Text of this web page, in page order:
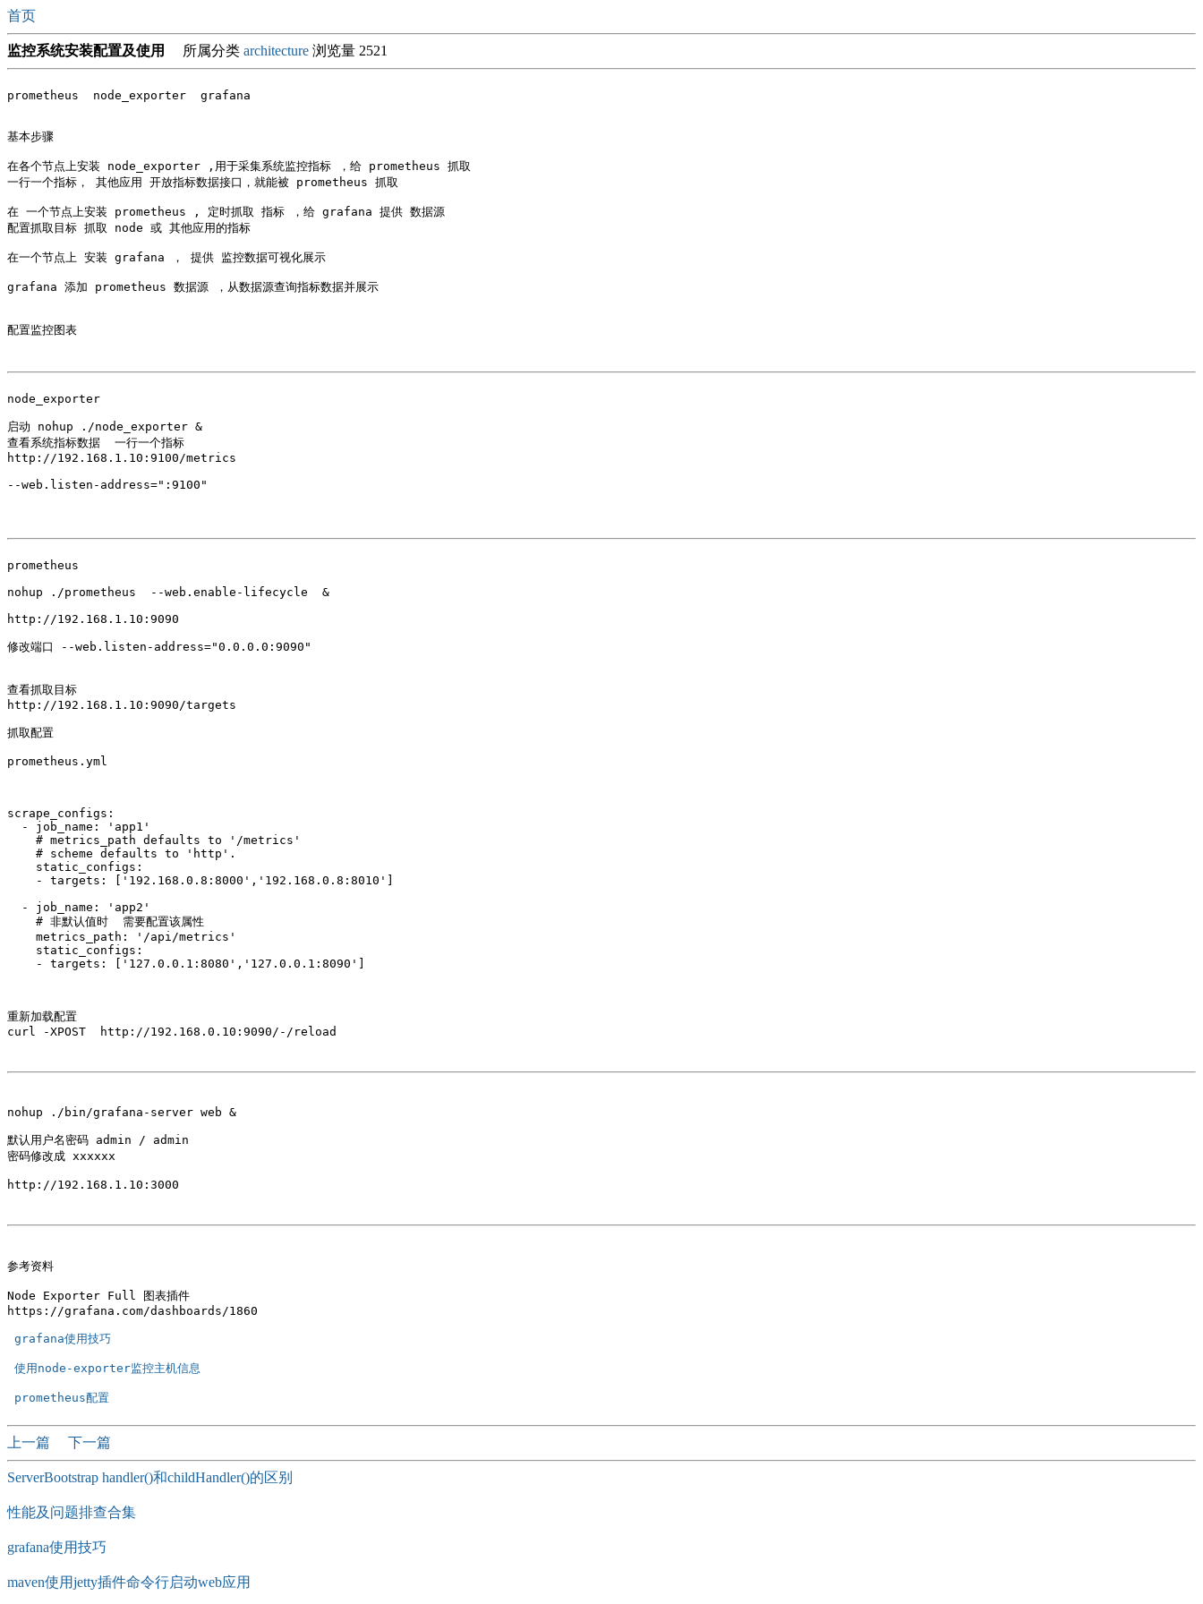
首页
监控系统安装配置及使用 所属分类 architecture 浏览量 2521
prometheus  node_exporter  grafana
基本步骤
在各个节点上安装 node_exporter ,用于采集系统监控指标 ，给 prometheus 抓取
一行一个指标， 其他应用 开放指标数据接口，就能被 prometheus 抓取
在 一个节点上安装 prometheus , 定时抓取 指标 ，给 grafana 提供 数据源
配置抓取目标 抓取 node 或 其他应用的指标
在一个节点上 安装 grafana ， 提供 监控数据可视化展示
grafana 添加 prometheus 数据源 ，从数据源查询指标数据并展示
配置监控图表
node_exporter
启动 nohup ./node_exporter &
查看系统指标数据  一行一个指标
http://192.168.1.10:9100/metrics
--web.listen-address=":9100"
prometheus
nohup ./prometheus  --web.enable-lifecycle  &
http://192.168.1.10:9090
修改端口 --web.listen-address="0.0.0.0:9090"
查看抓取目标
http://192.168.1.10:9090/targets
抓取配置
prometheus.yml
scrape_configs:
  - job_name: 'app1'
    # metrics_path defaults to '/metrics'
    # scheme defaults to 'http'.
    static_configs:
    - targets: ['192.168.0.8:8000','192.168.0.8:8010']
  - job_name: 'app2'
    # 非默认值时  需要配置该属性
    metrics_path: '/api/metrics'
    static_configs:
重新加载配置
curl -XPOST  http://192.168.0.10:9090/-/reload
nohup ./bin/grafana-server web &
默认用户名密码 admin / admin
密码修改成 xxxxxx
http://192.168.1.10:3000
参考资料
Node Exporter Full 图表插件
https://grafana.com/dashboards/1860
grafana使用技巧
使用node-exporter监控主机信息
prometheus配置
上一篇 下一篇
ServerBootstrap handler()和childHandler()的区别
性能及问题排查合集
grafana使用技巧
maven使用jetty插件命令行启动web应用